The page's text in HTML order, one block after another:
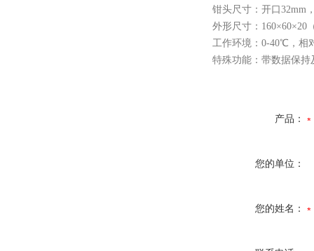
钳头尺寸：开口32mm
外形尺寸：160×60×20
工作环境：0-40℃，相
特殊功能：带数据保持
产品：
您的单位：
您的姓名：